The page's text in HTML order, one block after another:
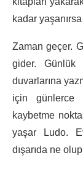
kadar
Zaman geçer.
gider. Günlük
duvarlarına
için günlerce
kaybetme
yaşar Ludo.
dışarıda ne